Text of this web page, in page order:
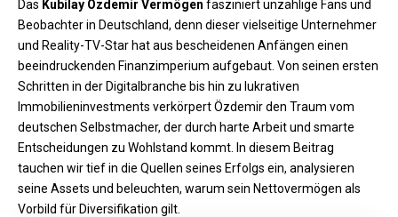
Das Kubilay Özdemir Vermögen fasziniert unzählige Fans und
Beobachter in Deutschland, denn dieser vielseitige Unternehmer
und Reality-TV-Star hat aus bescheidenen Anfängen einen
beeindruckenden Finanzimperium aufgebaut. Von seinen ersten
Schritten in der Digitalbranche bis hin zu lukrativen
Immobilieninvestments verkörpert Özdemir den Traum vom
deutschen Selbstmacher, der durch harte Arbeit und smarte
Entscheidungen zu Wohlstand kommt. In diesem Beitrag
tauchen wir tief in die Quellen seines Erfolgs ein, analysieren
seine Assets und beleuchten, warum sein Nettovermögen als
Vorbild für Diversifikation gilt.